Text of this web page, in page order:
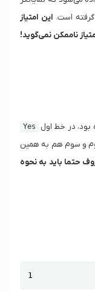
است. این امتیاز
ناممکن نمی‌گوید!
Yes
و سوم هم به همین
حتما باید به نحوه
1